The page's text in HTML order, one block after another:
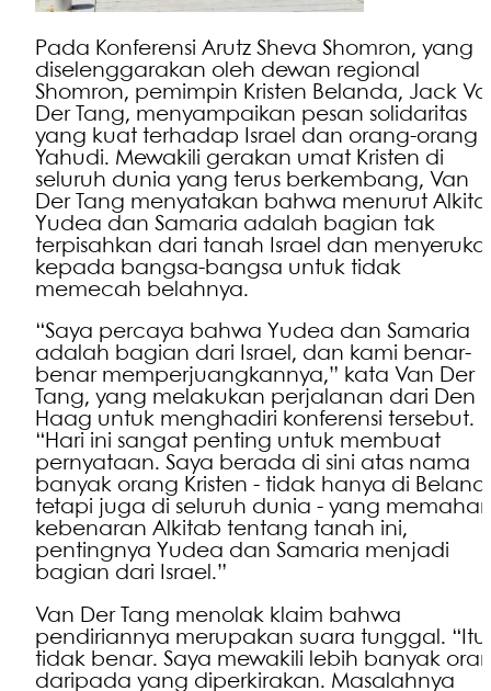
Pada Konferensi Arutz Sheva Shomron, yang
diselenggarakan oleh dewan regional
Shomron, pemimpin Kristen Belanda, Jack
Der Tang, menyampaikan pesan solidaritas
yang kuat terhadap Israel dan orang-orang
Yahudi. Mewakili gerakan umat Kristen di
seluruh dunia yang terus berkembang, Van
Der Tang menyatakan bahwa menurut
Yudea dan Samaria adalah bagian tak
terpisahkan dari tanah Israel dan
kepada bangsa-bangsa untuk tidak
memecah belahnya.
“Saya percaya bahwa Yudea dan Samaria
adalah bagian dari Israel, dan kami benar-
benar memperjuangkannya,” kata Van Der
Tang, yang melakukan perjalanan dari Den
Haag untuk menghadiri konferensi tersebut.
“Hari ini sangat penting untuk membuat
pernyataan. Saya berada di sini atas nama
banyak orang Kristen - tidak hanya di
tetapi juga di seluruh dunia - yang
kebenaran Alkitab tentang tanah ini,
pentingnya Yudea dan Samaria menjadi
bagian dari Israel.”
Van Der Tang menolak klaim bahwa
pendiriannya merupakan suara tunggal. “Itu
tidak benar. Saya mewakili lebih banyak
daripada yang diperkirakan. Masalahnya